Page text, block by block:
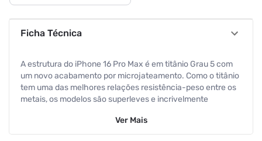
Ficha Técnica
A estrutura do iPhone 16 Pro Max é em titânio Grau 5 com
um novo acabamento por microjateamento. Como o titânio
tem uma das melhores relações resistência-peso entre os
metais, os modelos são superleves e incrivelmente
subestrutura térmica 100% feita em alumínio reciclado e
Ver Mais